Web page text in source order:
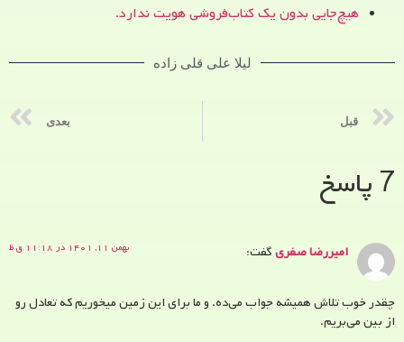
هیچ‌جایی بدون یک کتاب‌فروشی هویت ندارد.
لیلا علی قلی زاده
قبل بعدی
7 پاسخ
امیررضا صفریگفت: بهمن ۱۱, ۱۴۰۱ در ۱۱:۱۸ ق.ظ
چقدر خوب تلاش همیشه جواب می‌ده. و ما برای این زمین میخوریم که تعادل رو
از بین می‌بریم.